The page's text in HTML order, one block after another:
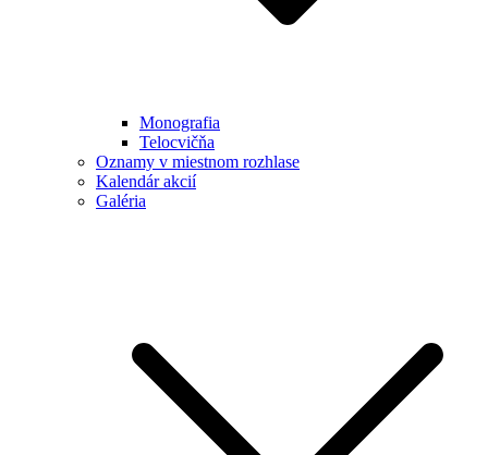
Monografia
Telocvičňa
Oznamy v miestnom rozhlase
Kalendár akcií
Galéria